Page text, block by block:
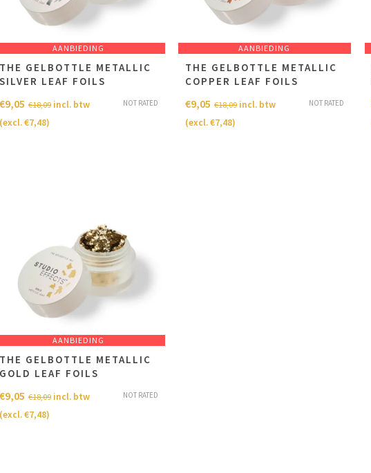
AANBIEDING
THE GELBOTTLE METALLIC
SILVER LEAF FOILS
NOT RATED
€18,09
€9,05
incl. btw
(excl.€7,48)
AANBIEDING
THE GELBOTTLE METALLIC
COPPER LEAF FOILS
NOT RATED
€18,09
€9,05
incl. btw
(excl.€7,48)
AANBIEDING
THE GELBOTTLE METALLIC
GOLD LEAF FOILS
NOT RATED
€18,09
€9,05
incl. btw
(excl.€7,48)